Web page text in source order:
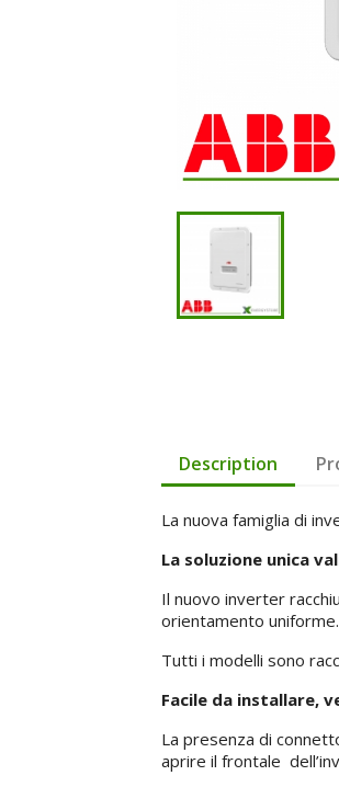
Description
La nuova famiglia di
La soluzione unica
Il nuovo inverter
orientamento uniforme.
Tutti i modelli sono
Facile da installare,
La presenza di
aprire il frontale